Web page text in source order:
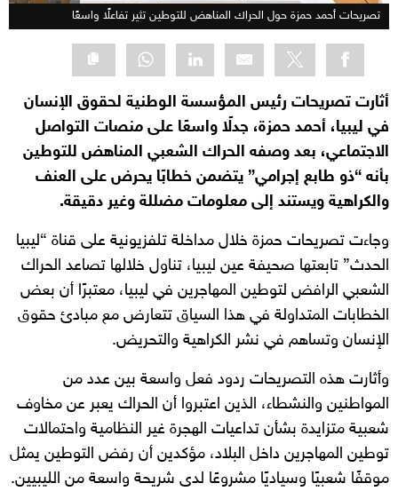
تصريحات أحمد حمزة حول الحراك المناهض للتوطين تثير تفاعلًا واسعًا
أثارت تصريحات رئيس المؤسسة الوطنية لحقوق الإنسان
في ليبيا، أحمد حمزة، جدلًا واسعًا على منصات التواصل
الاجتماعي، بعد وصفه الحراك الشعبي المناهض للتوطين
بأنه “ذو طابع إجرامي” يتضمن خطابًا يحرض على العنف
والكراهية ويستند إلى معلومات مضللة وغير دقيقة.
وجاءت تصريحات حمزة خلال مداخلة تلفزيونية على قناة “ليبيا
الحدث” تابعتها صحيفة عين ليبيا، تناول خلالها تصاعد الحراك
الشعبي الرافض لتوطين المهاجرين في ليبيا، معتبرًا أن بعض
الخطابات المتداولة في هذا السياق تتعارض مع مبادئ حقوق
الإنسان وتساهم في نشر الكراهية والتحريض.
وأثارت هذه التصريحات ردود فعل واسعة بين عدد من
المواطنين والنشطاء، الذين اعتبروا أن الحراك يعبر عن مخاوف
شعبية متزايدة بشأن تداعيات الهجرة غير النظامية واحتمالات
توطين المهاجرين داخل البلاد، مؤكدين أن رفض التوطين يمثل
موقفًا شعبيًا وسياديًا مشروعًا لدى شريحة واسعة من الليبيين.